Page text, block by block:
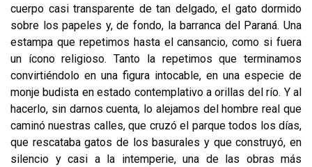
cuerpo casi transparente de tan delgado, el gato dormido
sobre los papeles y, de fondo, la barranca del Paraná. Una
estampa que repetimos hasta el cansancio, como si fuera
un ícono religioso. Tanto la repetimos que terminamos
convirtiéndolo en una figura intocable, en una especie de
monje budista en estado contemplativo a orillas del río. Y al
hacerlo, sin darnos cuenta, lo alejamos del hombre real que
caminó nuestras calles, que cruzó el parque todos los días,
que rescataba gatos de los basurales y que construyó, en
silencio y casi a la intemperie, una de las obras más